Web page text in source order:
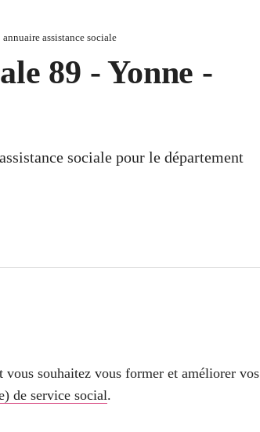
annuaire assistance sociale
89 - Yonne -
sociale pour le département
souhaitez vous former et améliorer vos
de service social.